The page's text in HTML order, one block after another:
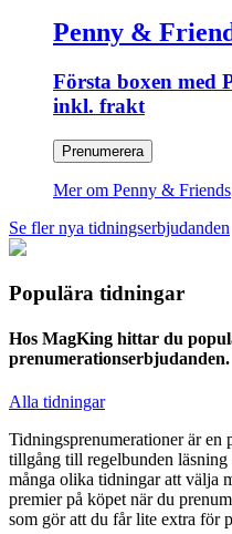
Penny &
Första boxen med
inkl. frakt
Prenumerera
Mer om Penny & Friends
Se fler nya tidningserbjudanden
Populära tidningar
Hos MagKing hittar du
prenumerationserbjudanden.
Alla tidningar
Tidningsprenumerationer är
tillgång till regelbunden
många olika tidningar att välja
premier på köpet när du
som gör att du får lite extra för